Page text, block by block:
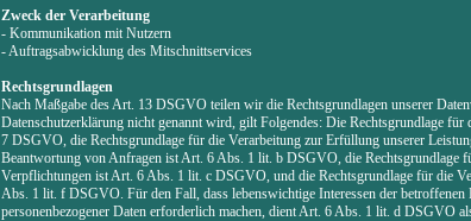
Zweck der Verarbeitung
- Kommunikation mit Nutzern
- Auftragsabwicklung des Mitschnittservices
Rechtsgrundlagen
Nach Maßgabe des Art. 13 DSGVO teilen wir die Rechtsgrundlagen unserer
Datenschutzerklärung nicht genannt wird, gilt Folgendes: Die Rechtsgrundlage
7 DSGVO, die Rechtsgrundlage für die Verarbeitung zur Erfüllung unserer
Beantwortung von Anfragen ist Art. 6 Abs. 1 lit. b DSGVO, die Rechtsgrundlage
Verpflichtungen ist Art. 6 Abs. 1 lit. c DSGVO, und die Rechtsgrundlage für die
Abs. 1 lit. f DSGVO. Für den Fall, dass lebenswichtige Interessen der betroffenen
personenbezogener Daten erforderlich machen, dient Art. 6 Abs. 1 lit. d DSGVO